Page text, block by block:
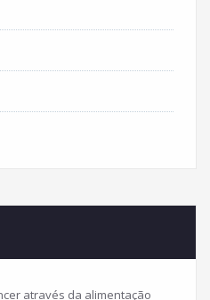
através da alimentação